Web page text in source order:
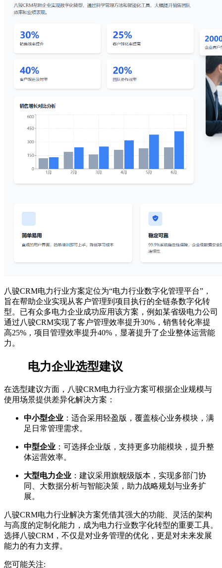
八骏CRM电力行业方案定位为“电力行业数字化管理平台”，
旨在帮助企业实现从客户管理到项目执行的全链条数字化转
型。已有众多电力企业成功应用该方案，例如某省级电力公司
通过八骏CRM实现了客户管理效率提升30%，销售转化率提
高25%，项目管理效率提升40%，显著提升了企业整体运营能
力。
电力企业选型建议
在选型建议方面，八骏CRM电力行业方案可根据企业规模与
使用场景提供差异化解决方案：
中小型企业 ：适合采用轻盈版，覆盖核心业务模块，满
足日常管理需求。
中型企业 ：可选择企业版，支持更多功能模块，提升整
体运营效率。
大型电力企业 ：建议采用旗舰级版本，实现多部门协
同、大数据分析与智能决策，助力战略规划与业务扩
展。
八骏CRM电力行业解决方案凭借其强大的功能、灵活的架构
与高度的定制化能力，成为电力行业数字化转型的重要工具。
选择八骏CRM，不仅是对业务管理的优化，更是对未来发展
能力的有力支撑。
您可能关注: